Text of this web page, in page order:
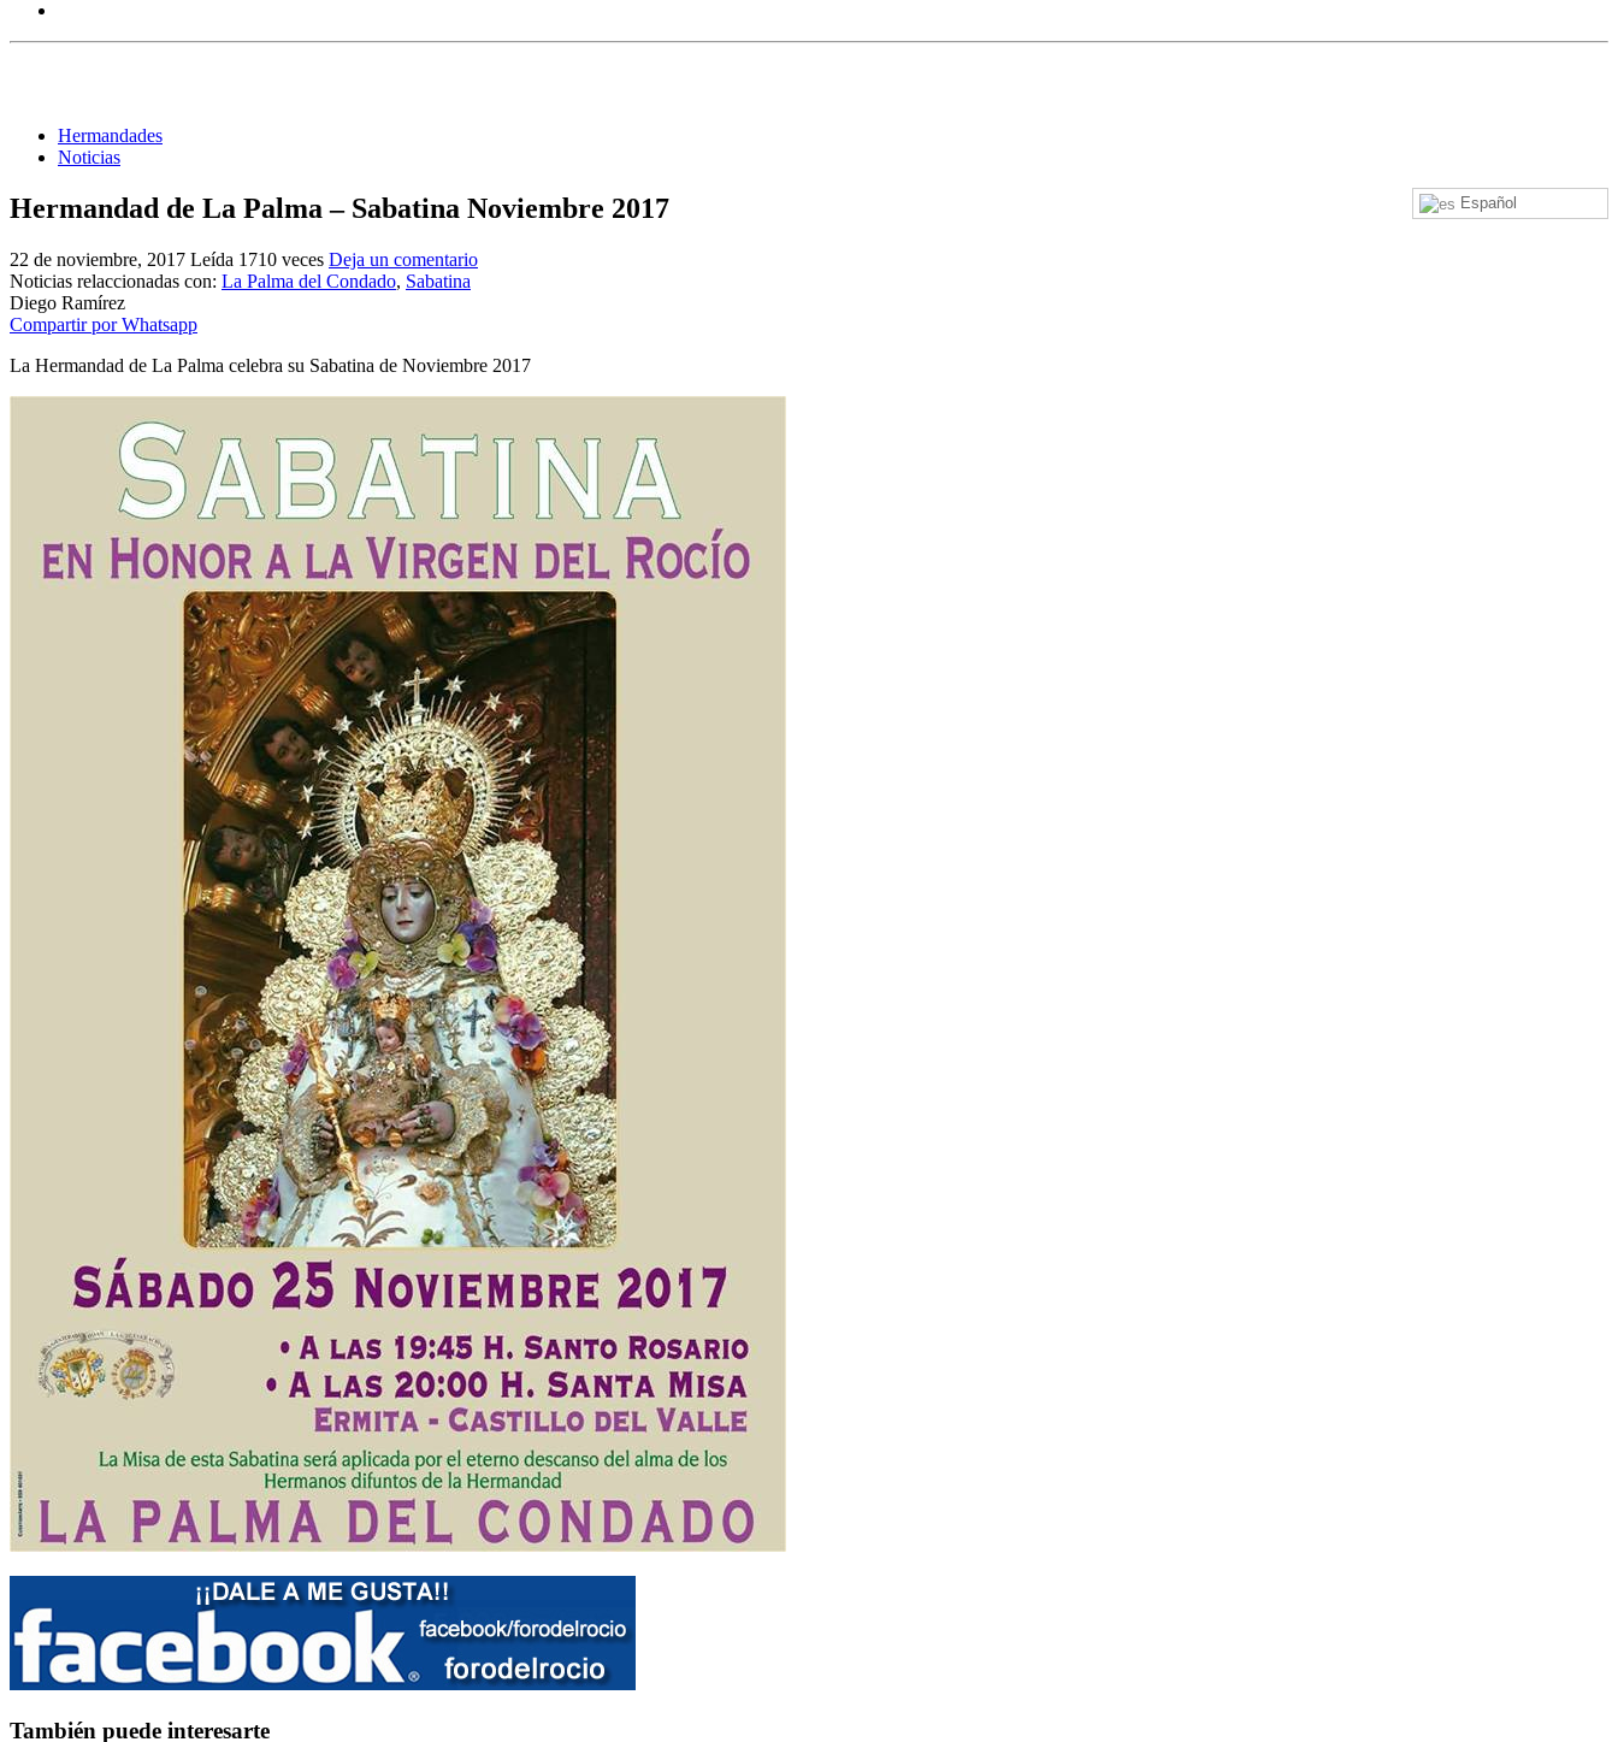
Hermandades
Noticias
Español
Hermandad de La Palma – Sabatina Noviembre 2017
22 de noviembre, 2017 Leída 1710 veces Deja un comentario
Noticias relaccionadas con: La Palma del Condado, Sabatina
Diego Ramírez
Compartir por Whatsapp
La Hermandad de La Palma celebra su Sabatina de Noviembre 2017
También puede interesarte